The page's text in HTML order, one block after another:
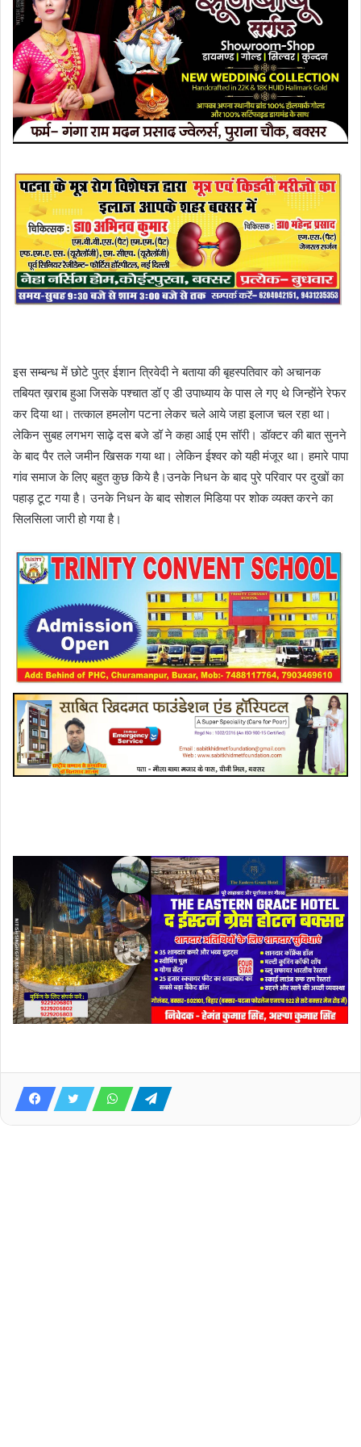
इस सम्बन्ध में छोटे पुत्र ईशान त्रिवेदी ने बताया की बृहस्पतिवार को अचानक
तबियत ख़राब हुआ जिसके पश्चात डॉ ए डी उपाध्याय के पास ले गए थे जिन्होंने रेफर
कर दिया था। तत्काल हमलोग पटना लेकर चले आये जहा इलाज चल रहा था।
लेकिन सुबह लगभग साढ़े दस बजे डॉ ने कहा आई एम सॉरी। डॉक्टर की बात सुनने
के बाद पैर तले जमीन खिसक गया था। लेकिन ईश्वर को यही मंजूर था। हमारे पापा
गांव समाज के लिए बहुत कुछ किये है।उनके निधन के बाद पुरे परिवार पर दुखों का
पहाड़ टूट गया है। उनके निधन के बाद सोशल मिडिया पर शोक व्यक्त करने का
सिलसिला जारी हो गया है।